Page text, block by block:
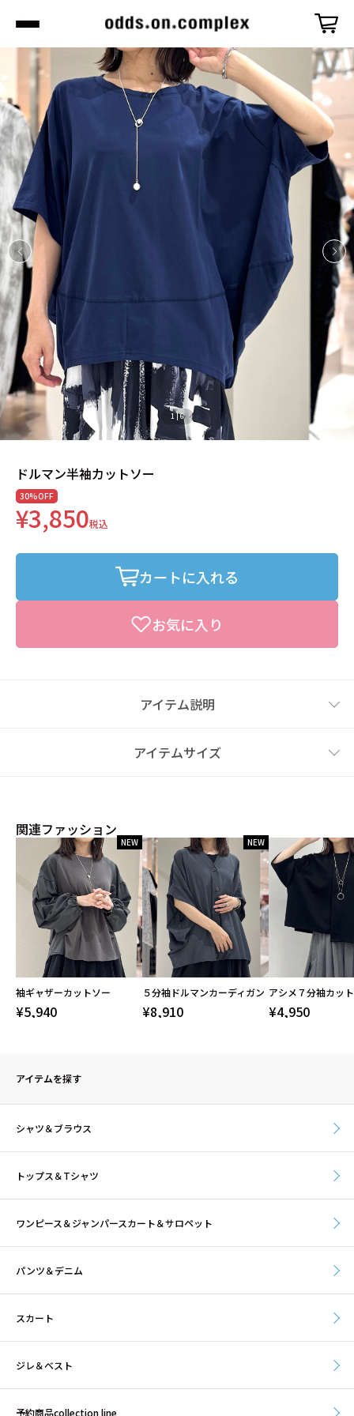
1|6
ドルマン半袖カットソー
30%OFF
¥3,850税込
カートに入れる
お気に入り
アイテム説明
アイテムサイズ
関連ファッション
NEW
袖ギャザーカットソー
¥5,940
NEW
５分袖ドルマンカーディガン
¥8,910
アシメ７分袖カッ
¥4,950
アイテムを探す
シャツ＆ブラウス
トップス＆Tシャツ
ワンピース＆ジャンパースカート＆サロペット
パンツ＆デニム
スカート
ジレ＆ベスト
予約商品collection line